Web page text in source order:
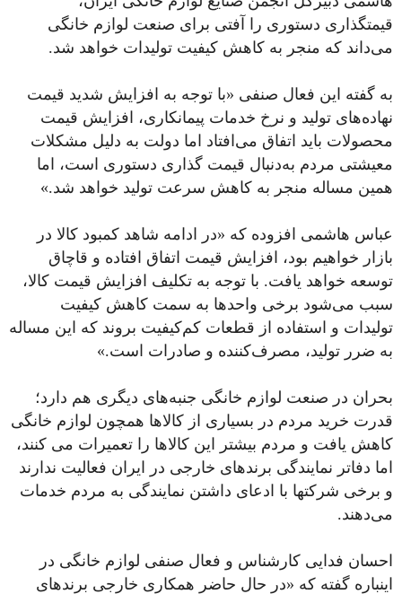
قیمتگذاری دستوری را آفتی برای صنعت لوازم خانگی
می‌داند که منجر به کاهش کیفیت تولیدات خواهد شد.
به گفته این فعال صنفی «با توجه به افزایش شدید قیمت
نهاده‌های تولید و نرخ خدمات پیمانکاری، افزایش قیمت
محصولات باید اتفاق می‌افتاد اما دولت به دلیل مشکلات
معیشتی مردم به‌دنبال قیمت گذاری دستوری است، اما
همین مساله منجر به کاهش سرعت تولید خواهد شد.»
عباس هاشمی افزوده که «در ادامه شاهد کمبود کالا در
بازار خواهیم بود، افزایش قیمت اتفاق افتاده و قاچاق
توسعه خواهد یافت. با توجه به تکلیف افزایش قیمت کالا،
سبب می‌شود برخی واحدها به سمت کاهش کیفیت
تولیدات و استفاده از قطعات کم‌کیفیت بروند که این مساله
به ضرر تولید، مصرف‌کننده و صادرات است.»
بحران در صنعت لوازم خانگی جنبه‌های دیگری هم دارد؛
قدرت خرید مردم در بسیاری از کالاها همچون لوازم خانگی
کاهش یافت و مردم بیشتر این کالاها را تعمیرات می کنند،
اما دفاتر نمایندگی برندهای خارجی در ایران فعالیت ندارند
و برخی شرکتها با ادعای داشتن نمایندگی به مردم خدمات
می‌دهند.
احسان فدایی کارشناس و فعال صنفی لوازم خانگی در
اینباره گفته که «در حال حاضر همکاری خارجی برندهای